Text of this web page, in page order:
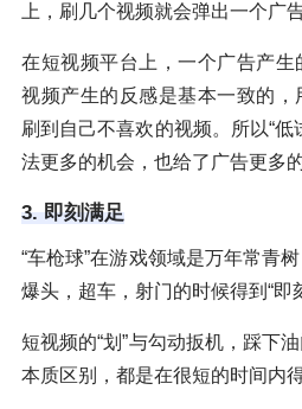
上，刷几个视频就会弹出一个广告
在短视频平台上，一个广告产
视频产生的反感是基本一致的
刷到自己不喜欢的视频。所以“
法更多的机会，也给了广告更多的
3. 即刻满足
“车枪球”在游戏领域是万年常青
爆头，超车，射门的时候得到“即
短视频的“划”与勾动扳机，踩下
本质区别，都是在很短的时间内